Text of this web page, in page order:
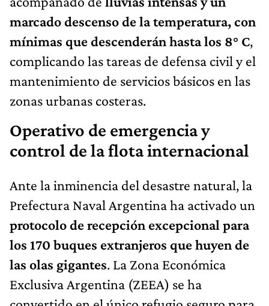
marcado descenso de la temperatura, con
mínimas que descenderán hasta los 8° C,
complicando las tareas de defensa civil y el
mantenimiento de servicios básicos en las
zonas urbanas costeras.
Operativo de emergencia y
control de la flota internacional
Ante la inminencia del desastre natural, la
Prefectura Naval Argentina ha activado un
protocolo de recepción excepcional para
los 170 buques extranjeros que huyen de
las olas gigantes. La Zona Económica
Exclusiva Argentina (ZEEA) se ha